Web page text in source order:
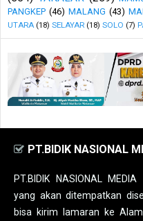
PANGKEP (46) MALANG (43)
UTARA (18) SELAYAR (18) SOLO (7)
PT.BIDIK NASIONAL
PT.BIDIK NASIONAL
yang akan ditempatkan
bisa kirim lamaran ke